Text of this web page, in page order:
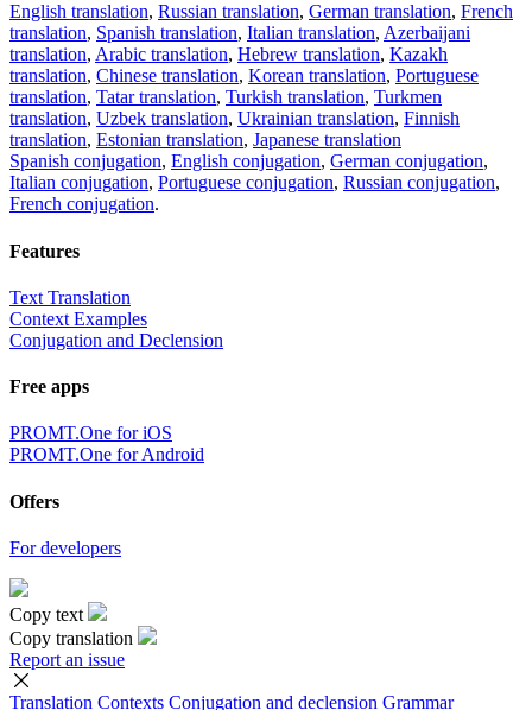
English translation, Russian translation, German translation, French
translation, Spanish translation, Italian translation, Azerbaijani
translation, Arabic translation, Hebrew translation, Kazakh
translation, Chinese translation, Korean translation, Portuguese
translation, Tatar translation, Turkish translation, Turkmen
translation, Uzbek translation, Ukrainian translation, Finnish
translation, Estonian translation, Japanese translation
Spanish conjugation, English conjugation, German conjugation,
Italian conjugation, Portuguese conjugation, Russian conjugation,
French conjugation.
Features
Text Translation
Context Examples
Conjugation and Declension
Free apps
PROMT.One for iOS
PROMT.One for Android
Offers
For developers
Copy text
Copy translation
Report an issue
Translation Contexts Conjugation and declension Grammar